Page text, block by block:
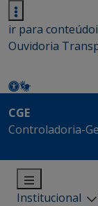
ir para conteúdo
Ouvidoria
CGE
Controladoria-
Institucional